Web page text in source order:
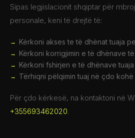
Sipas legjislacionit shqiptar për
personale, keni të drejtë të:
Kërkoni akses te të dhënat tuaja
Kërkoni korrigjimin e të dhënave
Kërkoni fshirjen e të dhënave tuaja
Tërhiqni pëlqimin tuaj në çdo kohë
Për çdo kërkesë, na kontaktoni në
+355693462020.